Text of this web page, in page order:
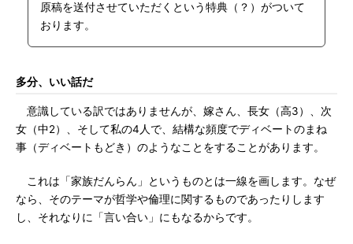
原稿を送付させていただくという特典（？）がついて
おります。
多分、いい話だ
意識している訳ではありませんが、嫁さん、長女（高3）、次
女（中2）、そして私の4人で、結構な頻度でディベートのまね
事（ディベートもどき）のようなことをすることがあります。
これは「家族だんらん」というものとは一線を画します。なぜ
なら、そのテーマが哲学や倫理に関するものであったりします
し、それなりに「言い合い」にもなるからです。